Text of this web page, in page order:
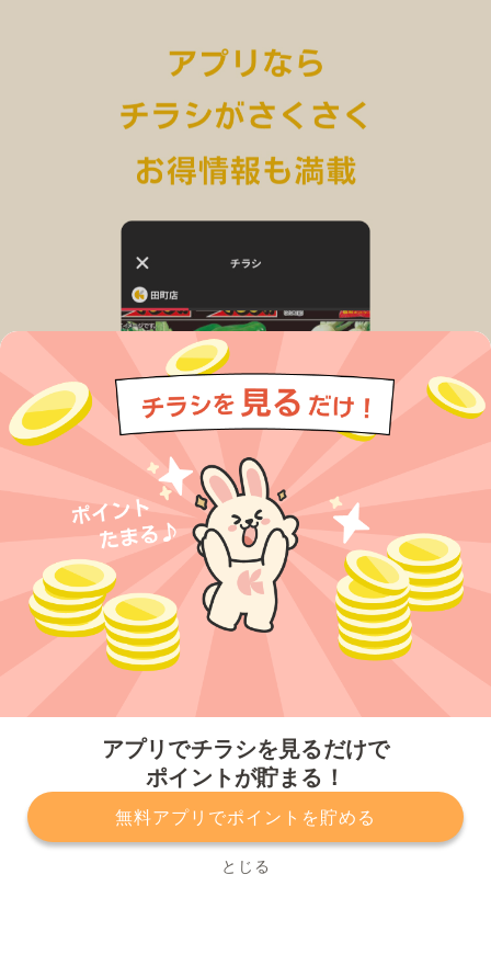
アプリでチラシを見るだけで
ポイントが貯まる！
無料アプリでポイントを貯める
とじる
プライバシーポリシー 利用規約
運営会社
サービスに関してのお問い合わせ